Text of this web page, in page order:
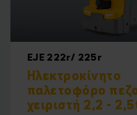
225r
πεζού
2,2 - 2,5t